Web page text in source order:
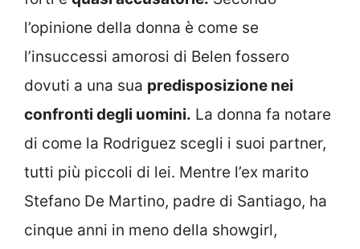
l’opinione della donna è come se
l’insuccessi amorosi di Belen fossero
dovuti a una sua predisposizione nei
confronti degli uomini. La donna fa notare
di come la Rodriguez scegli i suoi partner,
tutti più piccoli di lei. Mentre l’ex marito
Stefano De Martino, padre di Santiago, ha
cinque anni in meno della showgirl,